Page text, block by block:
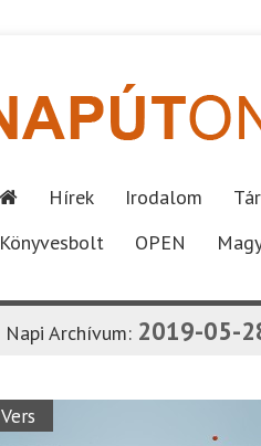
Hírek Irodalom
Könyvesbolt
OPEN
Napi Archívum: 2019-05-
Vers